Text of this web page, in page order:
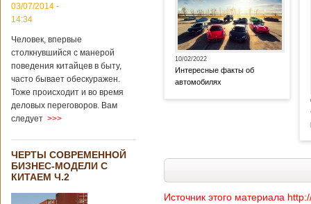
03/07/2014 -
14:34
Человек, впервые
столкнувшийся с манерой
поведения китайцев в быту,
часто бывает обескуражен.
Тоже происходит и во время
деловых переговоров. Вам
следует >>>
ЧЕРТЫ СОВРЕМЕННОЙ
БИЗНЕС-МОДЕЛИ С
КИТАЕМ Ч.2
10/02/2022
Интересные факты об
автомобилях
Источник этого материала